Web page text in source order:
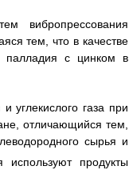
вибропрессования
тем, что в качестве
палладия с цинком в
углекислого газа при
отличающийся тем,
сырья и
используют продукты